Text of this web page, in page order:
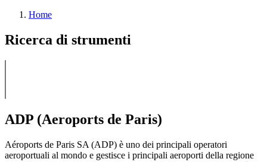
Home
Ricerca di strumenti
ADP (Aeroports de Paris)
Aéroports de Paris SA (ADP) è uno dei principali operatori
aeroportuali al mondo e gestisce i principali aeroporti della regione